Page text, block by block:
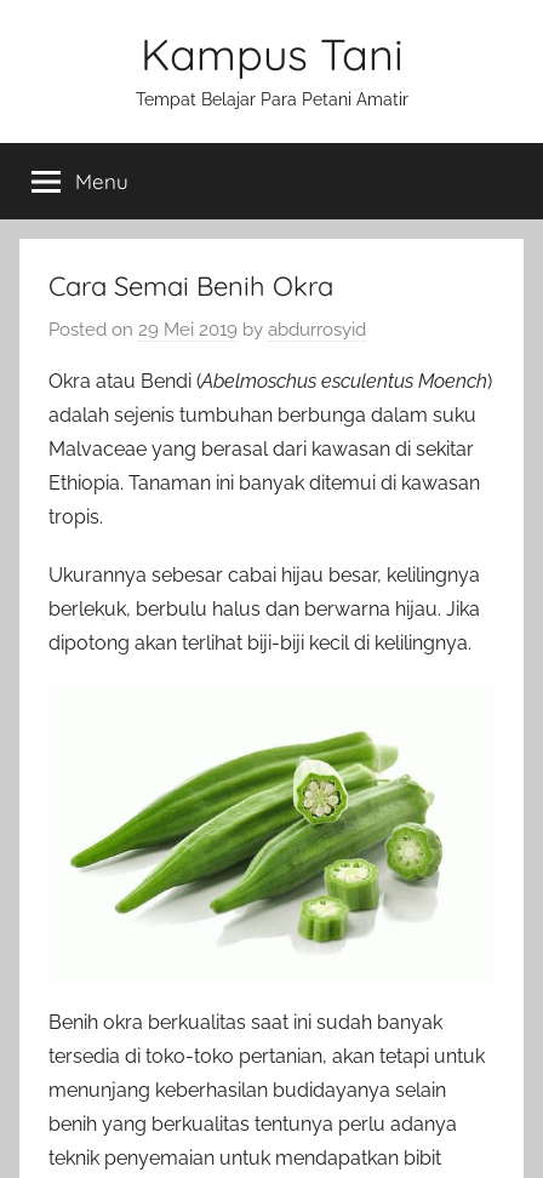
Kampus Tani
Tempat Belajar Para Petani Amatir
Menu
Cara Semai Benih Okra
Posted on 29 Mei 2019 by abdurrosyid
Okra atau Bendi (Abelmoschus esculentus Moench)
adalah sejenis tumbuhan berbunga dalam suku
Malvaceae yang berasal dari kawasan di sekitar
Ethiopia. Tanaman ini banyak ditemui di kawasan
tropis.
Ukurannya sebesar cabai hijau besar, kelilingnya
berlekuk, berbulu halus dan berwarna hijau. Jika
dipotong akan terlihat biji-biji kecil di kelilingnya.
Benih okra berkualitas saat ini sudah banyak
tersedia di toko-toko pertanian, akan tetapi untuk
menunjang keberhasilan budidayanya selain
benih yang berkualitas tentunya perlu adanya
teknik penyemaian untuk mendapatkan bibit